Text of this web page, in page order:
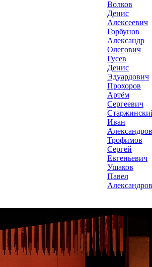
Волков
Денис
Алексеевич
Горбунов
Александр
Олегович
Гусев
Денис
Эдуардович
Прохоров
Артём
Сергеевич
Иван
Трофимов
Сергей
Евгеньевич
Ушаков
Павел